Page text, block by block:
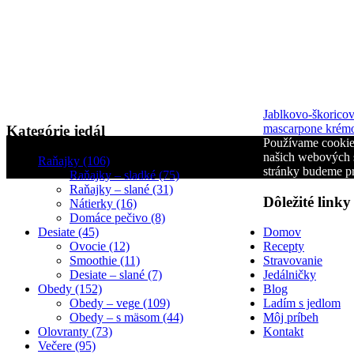
Kategórie jedál
Raňajky (106)
Raňajky – sladké (75)
Raňajky – slané (31)
Nátierky (16)
Domáce pečivo (8)
Desiate (45)
Ovocie (12)
Smoothie (11)
Desiate – slané (7)
Obedy (152)
Obedy – vege (109)
Obedy – s mäsom (44)
Olovranty (73)
Večere (95)
Jablkovo-
mascarpone
Používame
našich
stránky budeme
Dôležité linky
Domov
Recepty
Stravovanie
Jedálničky
Blog
Ladím s jedlom
Môj príbeh
Kontakt